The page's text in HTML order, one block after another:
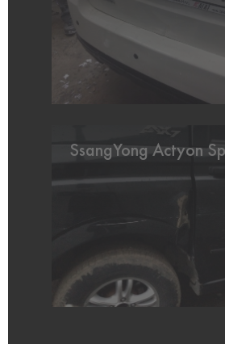
SsangYong Actyon